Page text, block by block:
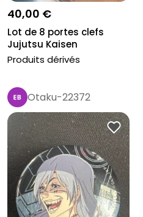
40,00 €
Lot de 8 portes clefs
Jujutsu Kaisen
Produits dérivés
Otaku-22372